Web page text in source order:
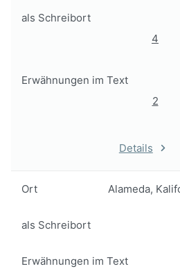
als Schreibort
4
Erwähnungen im Text
2
Details
Ort Alameda,
als Schreibort
Erwähnungen im Text